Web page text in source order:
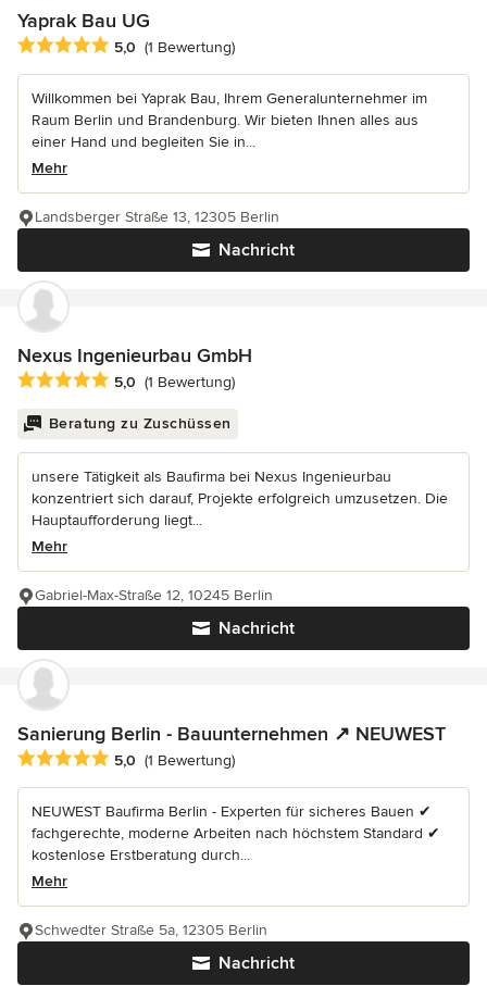
Yaprak Bau UG
Durchschnittliche Bewertung: 5 von 5 Sternen
5,0 (1 Bewertung)
Willkommen bei Yaprak Bau, Ihrem Generalunternehmer im
Raum Berlin und Brandenburg. Wir bieten Ihnen alles aus
einer Hand und begleiten Sie in...
Mehr
Nachricht
Landsberger Straße 13, 12305 Berlin
Nexus Ingenieurbau GmbH
Durchschnittliche Bewertung: 5 von 5 Sternen
5,0 (1 Bewertung)
Beratung zu Zuschüssen
unsere Tätigkeit als Baufirma bei Nexus Ingenieurbau
konzentriert sich darauf, Projekte erfolgreich umzusetzen. Die
Hauptaufforderung liegt...
Mehr
Nachricht
Gabriel-Max-Straße 12, 10245 Berlin
Sanierung Berlin - Bauunternehmen ↗️ NEUWEST
Durchschnittliche Bewertung: 5 von 5 Sternen
5,0 (1 Bewertung)
NEUWEST Baufirma Berlin - Experten für sicheres Bauen ✔
fachgerechte, moderne Arbeiten nach höchstem Standard ✔
kostenlose Erstberatung durch...
Mehr
Nachricht
Schwedter Straße 5a, 12305 Berlin